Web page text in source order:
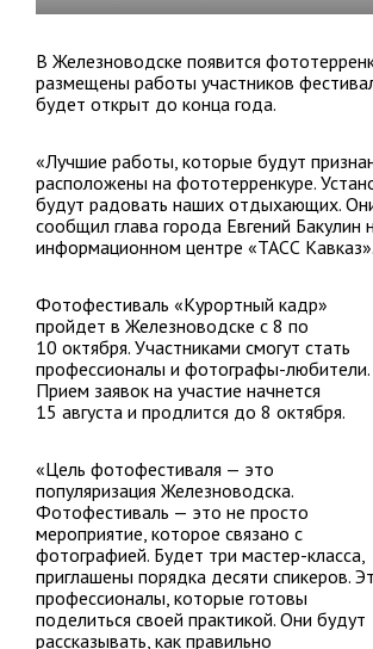
В Железноводске появится
размещены работы участников
будет открыт до конца года.
«Лучшие работы, которые будут
расположены на фототерренкуре.
будут радовать наших отдыхающих.
сообщил глава города Евгений Бакулин
информационном центре «ТАСС Кавказ».
Фотофестиваль «Курортный кадр»
пройдет в Железноводске с 8 по
10 октября. Участниками смогут стать
профессионалы и фотографы-любители.
Прием заявок на участие начнется
15 августа и продлится до 8 октября.
«Цель фотофестиваля — это
популяризация Железноводска.
Фотофестиваль — это не просто
мероприятие, которое связано с
фотографией. Будет три мастер-класса,
приглашены порядка десяти спикеров.
профессионалы, которые готовы
поделиться своей практикой. Они будут
рассказывать, как правильно